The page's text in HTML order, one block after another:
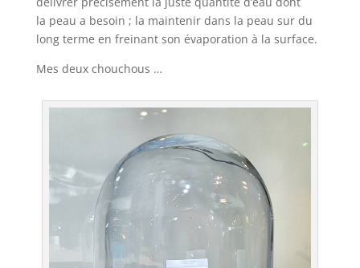
la peau a besoin ; la maintenir dans la peau sur du
long terme en freinant son évaporation à la surface.
Mes deux chouchous …